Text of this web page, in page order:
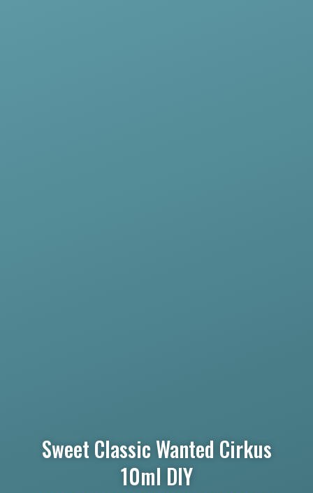
Sweet Classic Wanted Cirkus
10ml DIY